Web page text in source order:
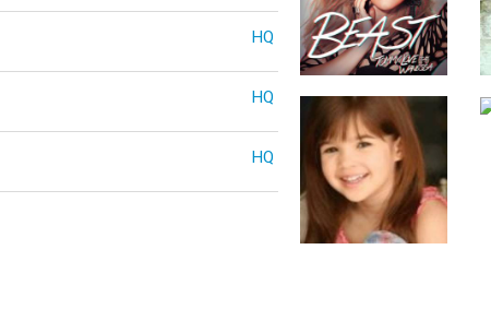
HQ
HQ
HQ